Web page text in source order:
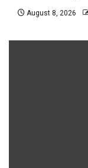
August 8, 2026